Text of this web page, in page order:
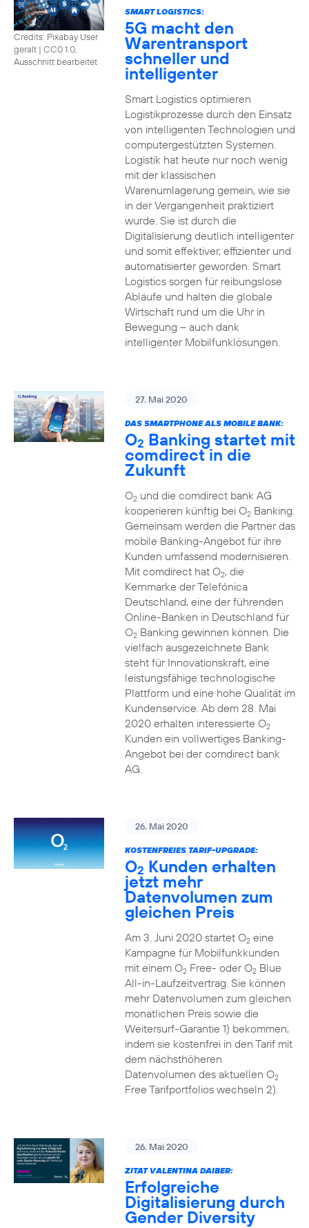
Credits: Pixabay User
geralt | CC0 1.0,
Ausschnitt bearbeitet
SMART LOGISTICS:
5G macht den
Warentransport
schneller und
intelligenter
Smart Logistics optimieren
Logistikprozesse durch den Einsatz
von intelligenten Technologien und
computergestützten Systemen.
Logistik hat heute nur noch wenig
mit der klassischen
Warenumlagerung gemein, wie sie
in der Vergangenheit praktiziert
wurde. Sie ist durch die
Digitalisierung deutlich intelligenter
und somit effektiver, effizienter und
automatisierter geworden. Smart
Logistics sorgen für reibungslose
Abläufe und halten die globale
Wirtschaft rund um die Uhr in
Bewegung – auch dank
intelligenter Mobilfunklösungen.
27. Mai 2020
DAS SMARTPHONE ALS MOBILE BANK:
O2 Banking startet mit
comdirect in die
Zukunft
O2und die comdirect bank AG
kooperieren künftig bei O2Banking.
Gemeinsam werden die Partner das
mobile Banking-Angebot für ihre
Kunden umfassend modernisieren.
Mit comdirect hat O2, die
Kernmarke der Telefónica
Deutschland, eine der führenden
Online-Banken in Deutschland für
O2Banking gewinnen können. Die
vielfach ausgezeichnete Bank
steht für Innovationskraft, eine
leistungsfähige technologische
Plattform und eine hohe Qualität im
Kundenservice. Ab dem 28. Mai
2020 erhalten interessierte O2
Kunden ein vollwertiges Banking-
Angebot bei der comdirect bank
AG.
26. Mai 2020
KOSTENFREIES TARIF-UPGRADE:
O2 Kunden erhalten
jetzt mehr
Datenvolumen zum
gleichen Preis
Am 3. Juni 2020 startet O2eine
Kampagne für Mobilfunkkunden
mit einem O2Free- oder O2Blue
All-in-Laufzeitvertrag. Sie können
mehr Datenvolumen zum gleichen
monatlichen Preis sowie die
Weitersurf-Garantie 1) bekommen,
indem sie kostenfrei in den Tarif mit
dem nächsthöheren
Datenvolumen des aktuellen O2
Free Tarifportfolios wechseln 2).
26. Mai 2020
ZITAT VALENTINA DAIBER:
Erfolgreiche
Digitalisierung durch
Gender Diversity